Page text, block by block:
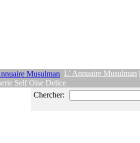
L' Annuaire Musulman
Self Oise Delice
Chercher: